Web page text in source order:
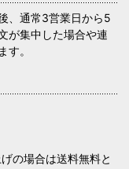
、通常3営業日から5
が集中した場合や連
す。
の場合は送料無料と